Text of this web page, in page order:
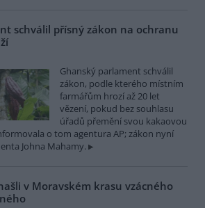
schválil přísný zákon na ochranu
Ghanský parlament schválil
zákon, podle kterého místním
farmářům hrozí až 20 let
vězení, pokud bez souhlasu
úřadů přemění svou kakaovou
o tom agentura AP; zákon nyní
Johna Mahamy.
v Moravském krasu vzácného